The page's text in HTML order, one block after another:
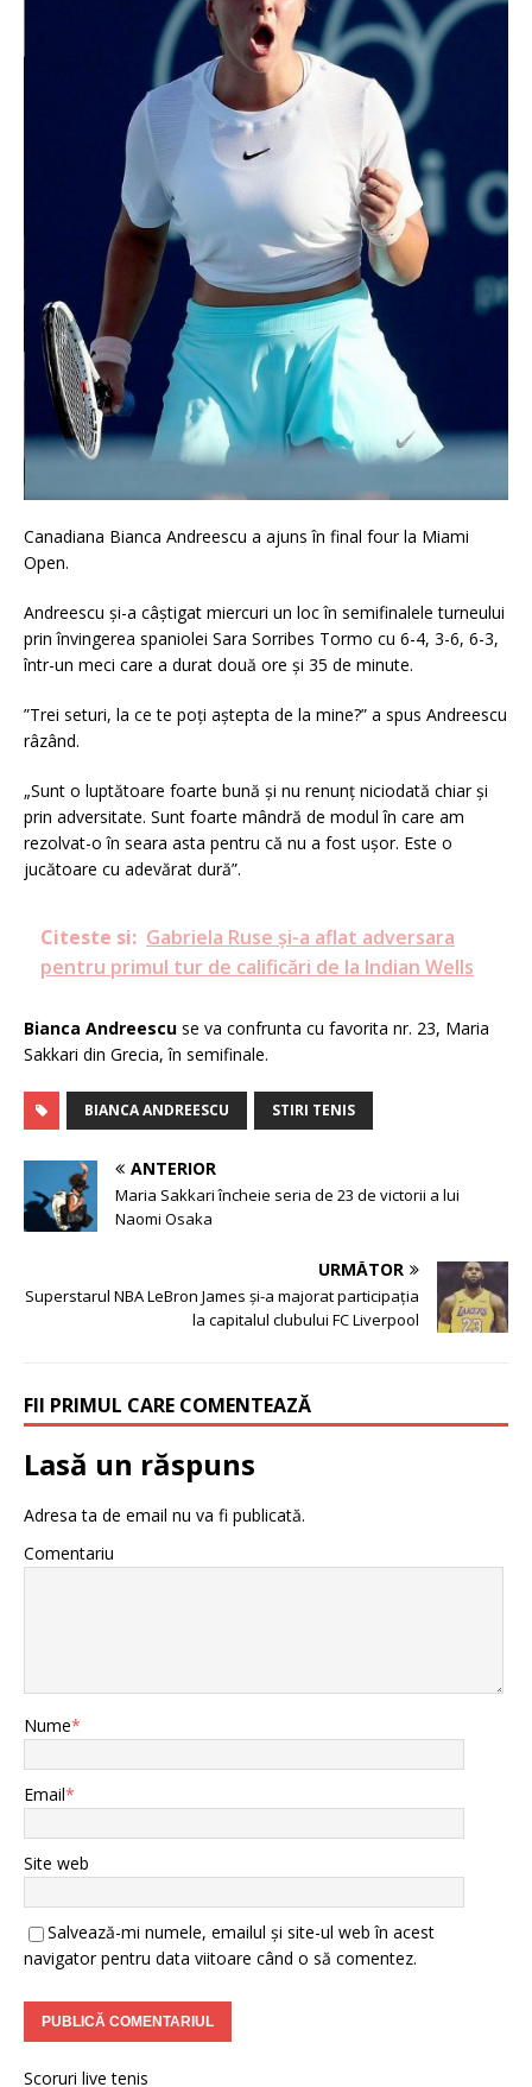
Canadiana Bianca Andreescu a ajuns în final four la Miami
Open.
Andreescu și-a câștigat miercuri un loc în semifinalele turneului
prin învingerea spaniolei Sara Sorribes Tormo cu 6-4, 3-6, 6-3,
într-un meci care a durat două ore și 35 de minute.
”Trei seturi, la ce te poți aștepta de la mine?” a spus Andreescu
râzând.
„Sunt o luptătoare foarte bună și nu renunț niciodată chiar și
prin adversitate. Sunt foarte mândră de modul în care am
rezolvat-o în seara asta pentru că nu a fost ușor. Este o
jucătoare cu adevărat dură”.
Citeste si: Gabriela Ruse și-a aflat adversara
pentru primul tur de calificări de la Indian Wells
Bianca Andreescu se va confrunta cu favorita nr. 23, Maria
Sakkari din Grecia, în semifinale.
BIANCA ANDREESCU STIRI TENIS
ANTERIOR
Maria Sakkari încheie seria de 23 de victorii a lui
Naomi Osaka
URMĂTOR
Superstarul NBA LeBron James şi-a majorat participaţia
la capitalul clubului FC Liverpool
FII PRIMUL CARE COMENTEAZĂ
Lasă un răspuns
Adresa ta de email nu va fi publicată.
Comentariu
Nume*
Email*
Site web
Salvează-mi numele, emailul și site-ul web în acest
navigator pentru data viitoare când o să comentez.
Scoruri live tenis